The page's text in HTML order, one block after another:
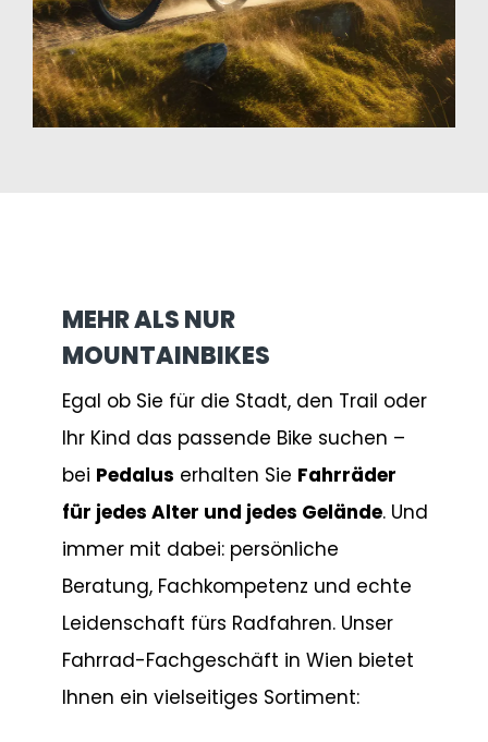
MEHR ALS NUR
MOUNTAINBIKES
Egal ob Sie für die Stadt, den Trail oder
Ihr Kind das passende Bike suchen –
bei Pedalus erhalten Sie Fahrräder
für jedes Alter und jedes Gelände. Und
immer mit dabei: persönliche
Beratung, Fachkompetenz und echte
Leidenschaft fürs Radfahren. Unser
Fahrrad-Fachgeschäft in Wien bietet
Ihnen ein vielseitiges Sortiment: